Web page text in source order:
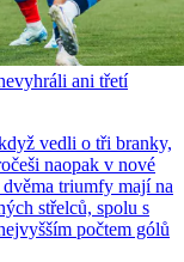
ani třetí
vedli o tři branky,
naopak v nové
triumfy mají na
střelců, spolu s
počtem gólů